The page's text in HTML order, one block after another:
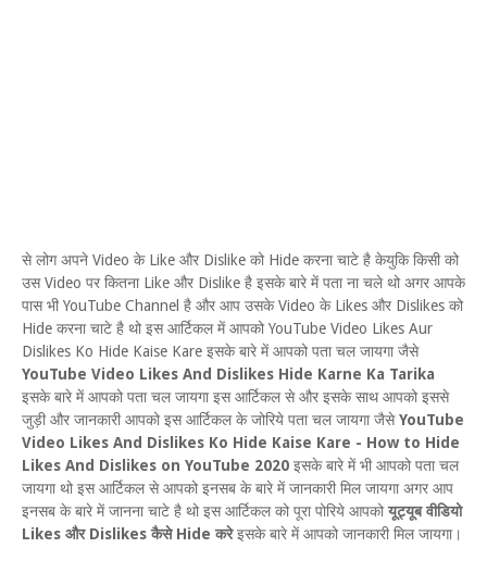
से लोग अपने Video के Like और Dislike को Hide करना चाटे है केयुकि किसी को
उस Video पर कितना Like और Dislike है इसके बारे में पता ना चले थो अगर आपके
पास भी YouTube Channel है और आप उसके Video के Likes और Dislikes को
Hide करना चाटे है थो इस आर्टिकल में आपको YouTube Video Likes Aur
Dislikes Ko Hide Kaise Kare इसके बारे में आपको पता चल जायगा जैसे
YouTube Video Likes And Dislikes Hide Karne Ka Tarika
इसके बारे में आपको पता चल जायगा इस आर्टिकल से और इसके साथ आपको इससे
जुड़ी और जानकारी आपको इस आर्टिकल के जोरिये पता चल जायगा जैसेYouTube
Video Likes And Dislikes Ko Hide Kaise Kare - How to Hide
Likes And Dislikes on YouTube 2020 इसके बारे में भी आपको पता चल
जायगा थो इस आर्टिकल से आपको इनसब के बारे में जानकारी मिल जायगा अगर आप
इनसब के बारे में जानना चाटे है थो इस आर्टिकल को पूरा पोरिये आपकोयूट्यूब वीडियो
Likes और Dislikes कैसे Hide करेइसके बारे में आपको जानकारी मिल जायगा।